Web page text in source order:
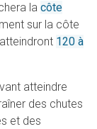
la côte
sur la côte
atteindront 120 à
atteindre
des chutes
et des